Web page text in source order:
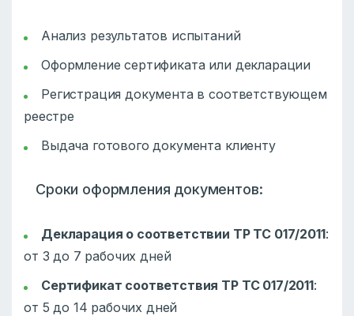
Анализ результатов испытаний
Оформление сертификата или декларации
Регистрация документа в соответствующем
реестре
Выдача готового документа клиенту
Сроки оформления документов:
Декларация о соответствии ТР ТС 017/2011:
от 3 до 7 рабочих дней
Сертификат соответствия ТР ТС 017/2011:
от 5 до 14 рабочих дней